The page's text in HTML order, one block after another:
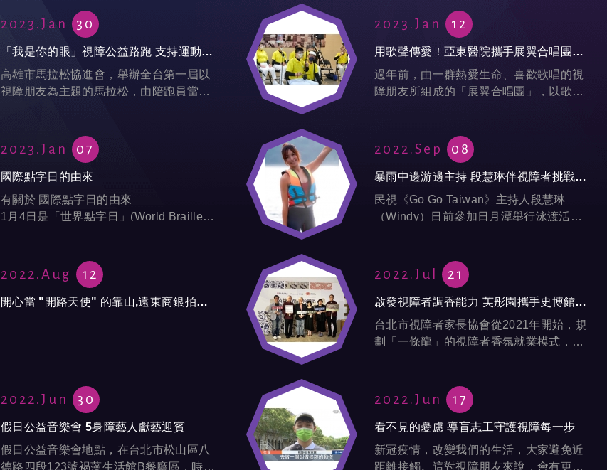
2023.Jan 30
「我是你的眼」視障公益路跑 支持運動平權
高雄市馬拉松協進會，舉辦全台第一屆以
視障朋友為主題的馬拉松，由陪跑員當視
運動的視障朋友也能體會戶外運動的樂
2023.Jan 12
用歌聲傳愛！亞東醫院攜手展翼合唱團，關懷視障族群用藥安全
過年前，由一群熱愛生命、喜歡歌唱的視
障朋友所組成的「展翼合唱團」，以歌聲
樂器獨奏等多項藝術表演。過往提到視...
2023.Jan 07
國際點字日的由來
有關於 國際點字日的由來
1月4日是「世界點字日」(World Braille
聯盟的決議，確定每年的 1月4日為世界點
2022.Sep 08
暴雨中邊游邊主持 段慧琳伴視障者挑戰3任務
民視《Go Go Taiwan》主持人段慧琳
（Windy）日前參加日月潭舉行泳渡活
她硬著頭皮下水，一邊游...
2022.Aug 12
開心當 "開路天使" 的靠山,遠東商銀拍導盲犬影片揪愛心
2022.Jul 21
啟發視障者調香能力 芙彤園攜手史博館推聯名商品
台北市視障者家長協會從2021年開始，規
劃「一條龍」的視障者香氛就業模式，透
訓、考取國際證照，進而參與商品開...
2022.Jun 30
假日公益音樂會 5身障藝人獻藝迎賓
假日公益音樂會地點，在台北市松山區八
德路四段123號褐藻生活館B餐廳區，時間
2022.Jun 17
看不見的憂慮 導盲志工守護視障每一步
新冠疫情，改變我們的生活，大家避免近
距離接觸。這對視障朋友來說，會有更多